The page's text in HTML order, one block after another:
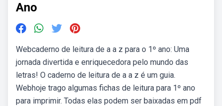
Ano
Webcaderno de leitura de a a z para o 1º ano: Uma
jornada divertida e enriquecedora pelo mundo das
letras! O caderno de leitura de a a z é um guia.
Webhoje trago algumas fichas de leitura para 1º ano
para imprimir. Todas elas podem ser baixadas em pdf